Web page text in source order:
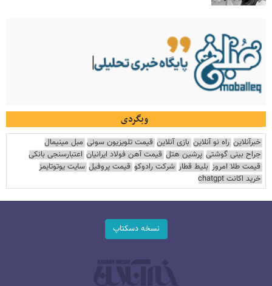
وبگردی
خبرآنلاین راه نو آنلاین بازی آنلاین قیمت تلویزیون سونی مبل مینیمال
جراح بینی گوشتی پرشین هتل قیمت آهن فولاد ایرانیان اعتبارسنجی بانکی
قیمت طلا امروز بلیط قطار شرکت رادوکو قیمت پروفیل سایت یوتوتایمز
خرید اکانت chatgpt
نسخه دسکتاپ